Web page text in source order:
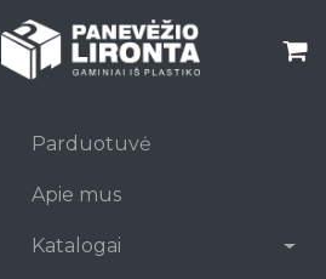
Parduotuvė
Apie mus
Katalogai
Kategorijos